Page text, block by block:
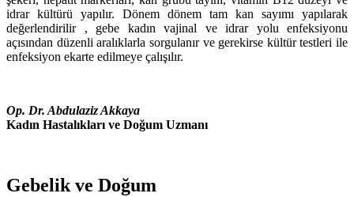
idrar kültürü yapılır. Dönem dönem tam kan sayımı yapılarak
değerlendirilir , gebe kadın vajinal ve idrar yolu enfeksiyonu
açısından düzenli aralıklarla sorgulanır ve gerekirse kültür testleri ile
enfeksiyon ekarte edilmeye çalışılır.
Op. Dr. Abdulaziz Akkaya
Kadın Hastalıkları ve Doğum Uzmanı
Gebelik ve Doğum